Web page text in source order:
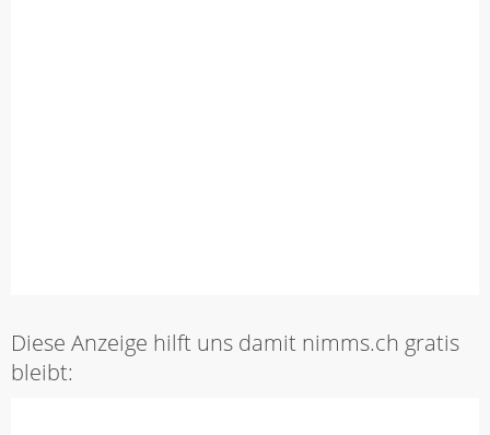
Diese Anzeige hilft uns damit nimms.ch gratis
bleibt: